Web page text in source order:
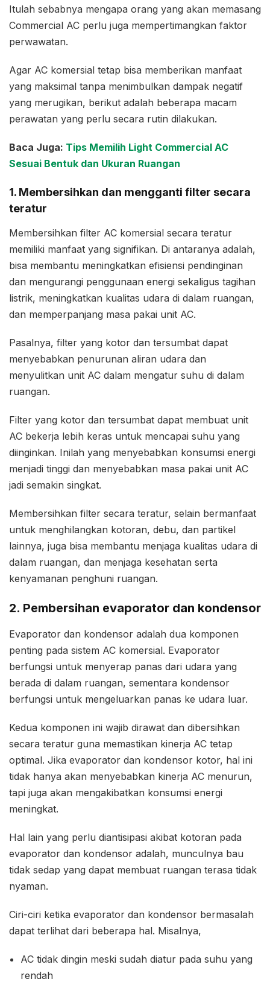
Itulah sebabnya mengapa orang yang akan memasang
Commercial AC perlu juga mempertimangkan faktor
perwawatan.
Agar AC komersial tetap bisa memberikan manfaat
yang maksimal tanpa menimbulkan dampak negatif
yang merugikan, berikut adalah beberapa macam
perawatan yang perlu secara rutin dilakukan.
Baca Juga: Tips Memilih Light Commercial AC
Sesuai Bentuk dan Ukuran Ruangan
1. Membersihkan dan mengganti filter secara
teratur
Membersihkan filter AC komersial secara teratur
memiliki manfaat yang signifikan. Di antaranya adalah,
bisa membantu meningkatkan efisiensi pendinginan
dan mengurangi penggunaan energi sekaligus tagihan
listrik, meningkatkan kualitas udara di dalam ruangan,
dan memperpanjang masa pakai unit AC.
Pasalnya, filter yang kotor dan tersumbat dapat
menyebabkan penurunan aliran udara dan
menyulitkan unit AC dalam mengatur suhu di dalam
ruangan.
Filter yang kotor dan tersumbat dapat membuat unit
AC bekerja lebih keras untuk mencapai suhu yang
diinginkan. Inilah yang menyebabkan konsumsi energi
menjadi tinggi dan menyebabkan masa pakai unit AC
jadi semakin singkat.
Membersihkan filter secara teratur, selain bermanfaat
untuk menghilangkan kotoran, debu, dan partikel
lainnya, juga bisa membantu menjaga kualitas udara di
dalam ruangan, dan menjaga kesehatan serta
kenyamanan penghuni ruangan.
2. Pembersihan evaporator dan kondensor
Evaporator dan kondensor adalah dua komponen
penting pada sistem AC komersial. Evaporator
berfungsi untuk menyerap panas dari udara yang
berada di dalam ruangan, sementara kondensor
berfungsi untuk mengeluarkan panas ke udara luar.
Kedua komponen ini wajib dirawat dan dibersihkan
secara teratur guna memastikan kinerja AC tetap
optimal. Jika evaporator dan kondensor kotor, hal ini
tidak hanya akan menyebabkan kinerja AC menurun,
tapi juga akan mengakibatkan konsumsi energi
meningkat.
Hal lain yang perlu diantisipasi akibat kotoran pada
evaporator dan kondensor adalah, munculnya bau
tidak sedap yang dapat membuat ruangan terasa tidak
nyaman.
Ciri-ciri ketika evaporator dan kondensor bermasalah
dapat terlihat dari beberapa hal. Misalnya,
AC tidak dingin meski sudah diatur pada suhu yang
rendah